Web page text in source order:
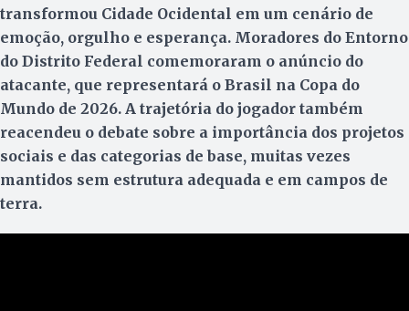
transformou Cidade Ocidental em um cenário de
emoção, orgulho e esperança. Moradores do Entorno
do Distrito Federal comemoraram o anúncio do
atacante, que representará o Brasil na Copa do
Mundo de 2026. A trajetória do jogador também
reacendeu o debate sobre a importância dos projetos
sociais e das categorias de base, muitas vezes
mantidos sem estrutura adequada e em campos de
terra.